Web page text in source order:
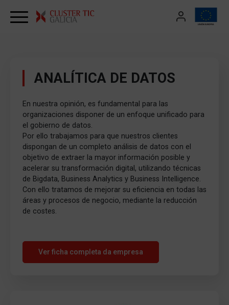
ANALÍTICA DE DATOS
En nuestra opinión, es fundamental para las
organizaciones disponer de un enfoque unificado para
el gobierno de datos.
Por ello trabajamos para que nuestros clientes
dispongan de un completo análisis de datos con el
objetivo de extraer la mayor información posible y
acelerar su transformación digital, utilizando técnicas
de Bigdata, Business Analytics y Business Intelligence.
Con ello tratamos de mejorar su eficiencia en todas las
áreas y procesos de negocio, mediante la reducción
de costes.
Ver ficha completa da empresa